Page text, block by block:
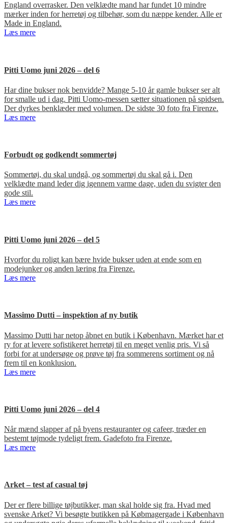
England overrasker. Den velklædte mand har fundet 10 mindre
mærker inden for herretøj og tilbehør, som du næppe kender. Alle er
Made in England.
Læs mere
Pitti Uomo juni 2026 – del 6
Har dine bukser nok benvidde? Mange 5-10 år gamle bukser ser alt
for smalle ud i dag. Pitti Uomo-messen sætter situationen på spidsen.
Der dyrkes benklæder med volumen. De sidste 30 foto fra Firenze.
Læs mere
Forbudt og godkendt sommertøj
Sommertøj, du skal undgå, og sommertøj du skal gå i. Den
velklædte mand leder dig igennem varme dage, uden du svigter den
gode stil.
Læs mere
Pitti Uomo juni 2026 – del 5
Hvorfor du roligt kan bære hvide bukser uden at ende som en
modejunker og anden læring fra Firenze.
Læs mere
Massimo Dutti – inspektion af ny butik
Massimo Dutti har netop åbnet en butik i København. Mærket har et
ry for at levere sofistikeret herretøj til en meget venlig pris. Vi så
forbi for at undersøge og prøve tøj fra sommerens sortiment og nå
frem til en konklusion.
Læs mere
Pitti Uomo juni 2026 – del 4
Når mænd slapper af på byens restauranter og cafeer, træder en
bestemt tøjmode tydeligt frem. Gadefoto fra Firenze.
Læs mere
Arket – test af casual tøj
Der er flere billige tøjbutikker, man skal holde sig fra. Hvad med
svenske Arket? Vi besøgte butikken på Købmagergade i København